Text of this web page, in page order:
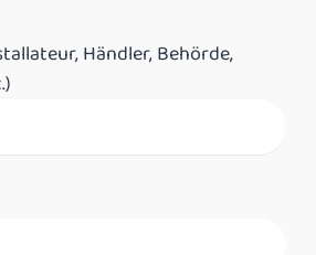
Händler, Behörde,